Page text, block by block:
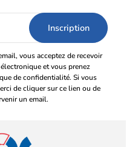
vous acceptez de recevoir
et vous prenez
de confidentialité. Si vous
de cliquer sur ce lien ou de
un email.